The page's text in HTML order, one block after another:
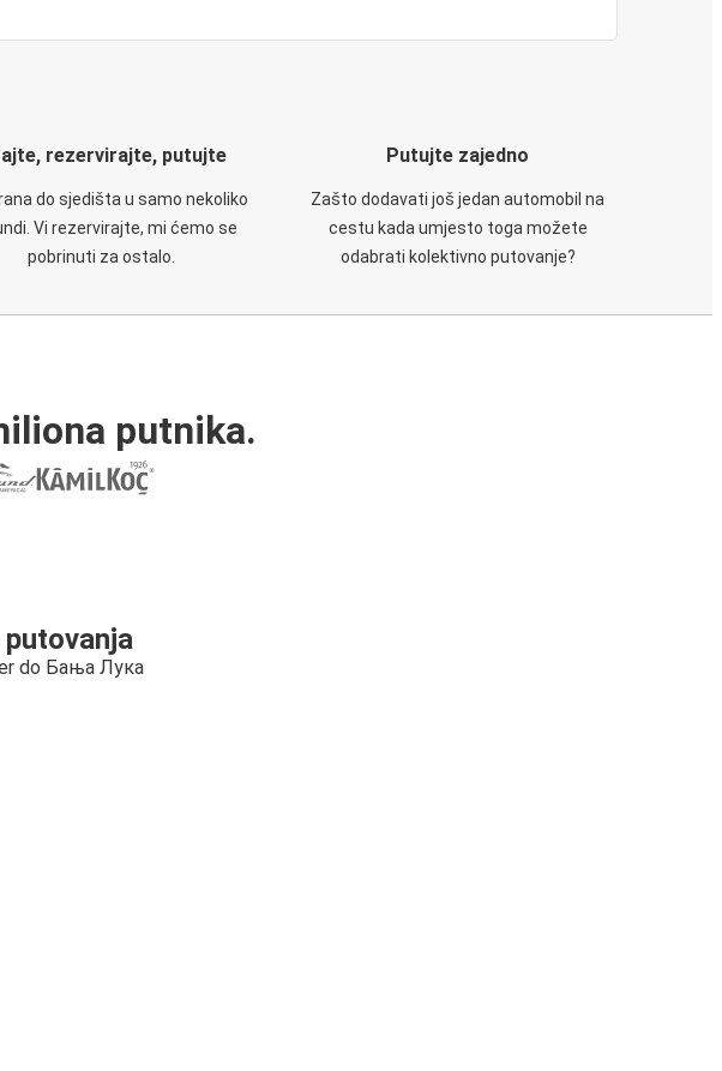
rezervirajte, putujte
do sjedišta u samo nekoliko
Vi rezervirajte, mi ćemo se
pobrinuti za ostalo.
Putujte zajedno
Zašto dodavati još jedan automobil na
cestu kada umjesto toga možete
odabrati kolektivno putovanje?
putnika.
do Бања Лука